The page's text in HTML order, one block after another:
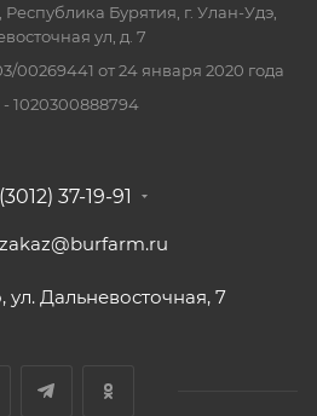
Бурятия, г. Улан-Удэ,
ул, д. 7
00269441 от 24 января 2020 года
1020300888794
37-19-91
ул. Дальневосточная, 7